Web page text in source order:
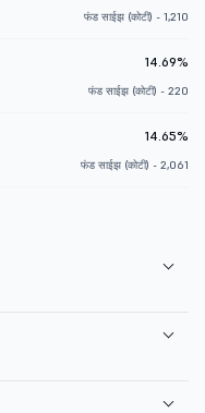
फंड साईझ (कोटी) - 1,210
14.69%
फंड साईझ (कोटी) - 220
14.65%
फंड साईझ (कोटी) - 2,061